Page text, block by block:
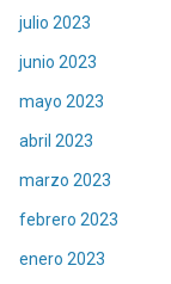
julio 2023
junio 2023
mayo 2023
abril 2023
marzo 2023
febrero 2023
enero 2023